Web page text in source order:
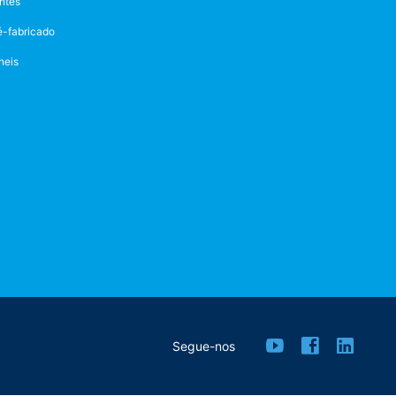
fabricado
Segue-nos